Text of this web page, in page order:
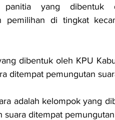
panitia yang dibentuk
pemilihan di tingkat
dibentuk oleh KPU
ditempat pemungutan
adalah kelompok yang
ditempat pemungutan